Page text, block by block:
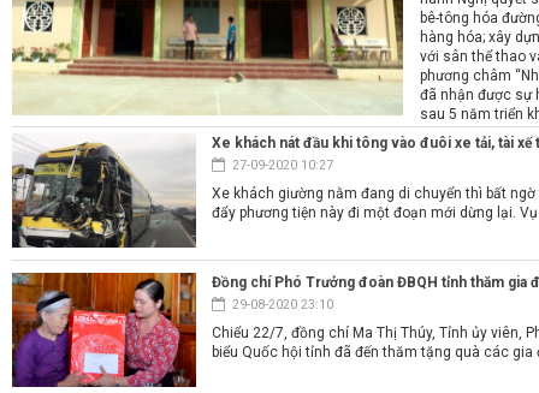
bê-tông hóa
hàng hóa; xây
với sân thể thao
phương châm
đã nhận được sự
sau 5 năm triển
cho những vùng
Xe khách nát đầu khi tông vào đuôi xe tải, tài
27-09-2020 10:27
Xe khách giường nằm đang di chuyển thì bất
đẩy phương tiện này đi một đoạn mới dừng lại.
Đồng chí Phó Trưởng đoàn ĐBQH tỉnh thăm gia
29-08-2020 23:10
Chiểu 22/7, đồng chí Ma Thị Thúy, Tỉnh ủy viên,
biểu Quốc hội tỉnh đã đến thăm tặng quà các